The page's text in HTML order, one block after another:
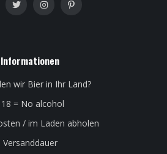
Informationen
wir Bier in Ihr Land?
= No alcohol
/ im Laden abholen
Versanddauer